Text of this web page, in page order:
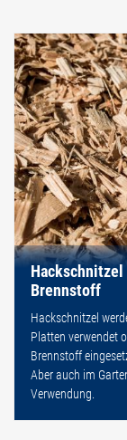
Brennstoff
Hackschnitzel
Platten verwendet
Brennstoff
Aber auch im
Verwendung.